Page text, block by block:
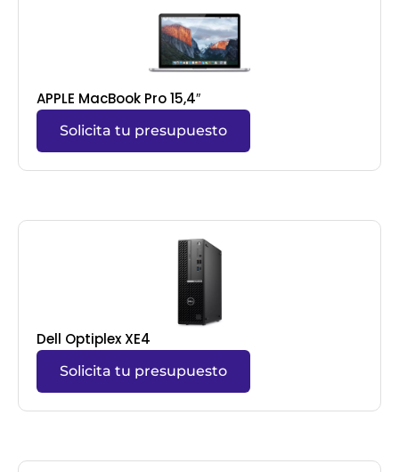
APPLE MacBook Pro 15,4″
Solicita tu presupuesto
Dell Optiplex XE4
Solicita tu presupuesto